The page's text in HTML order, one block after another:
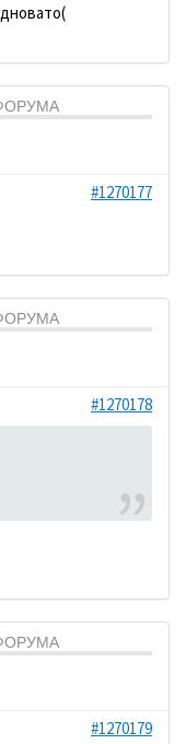
#1270177
#1270178
#1270179